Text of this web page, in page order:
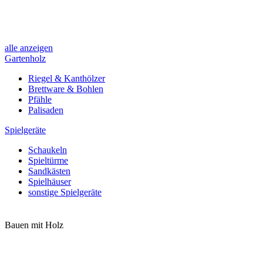
alle anzeigen
Gartenholz
Riegel & Kanthölzer
Brettware & Bohlen
Pfähle
Palisaden
Spielgeräte
Schaukeln
Spieltürme
Sandkästen
Spielhäuser
sonstige Spielgeräte
Bauen mit Holz